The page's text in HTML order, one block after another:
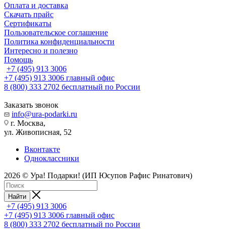
Оплата и доставка
Скачать прайс
Сертификаты
Пользовательское соглашение
Политика конфиденциальности
Интересно и полезно
Помощь
+7 (495) 913 3006
+7 (495) 913 3006 главный офис
8 (800) 333 2702 бесплатный по России
Заказать звонок
info@ura-podarki.ru
г. Москва,
ул. Живописная, 52
Вконтакте
Одноклассники
2026 © Ура! Подарки! (ИП Юсупов Рафис Ринатович)
Найти
+7 (495) 913 3006
+7 (495) 913 3006 главный офис
8 (800) 333 2702 бесплатный по России